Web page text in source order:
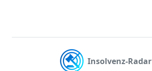
Insolvenz-Radar